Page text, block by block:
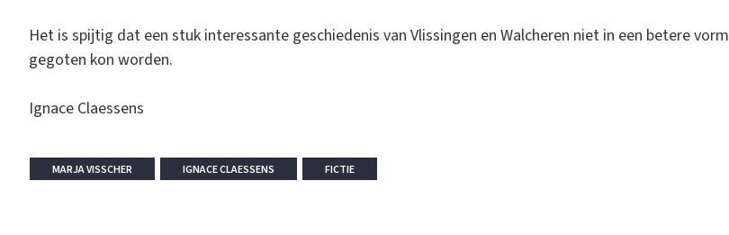
Het is spijtig dat een stuk interessante geschiedenis van Vlissingen en Walcheren niet in een betere vorm
gegoten kon worden.
Ignace Claessens
MARJA VISSCHER IGNACE CLAESSENS FICTIE